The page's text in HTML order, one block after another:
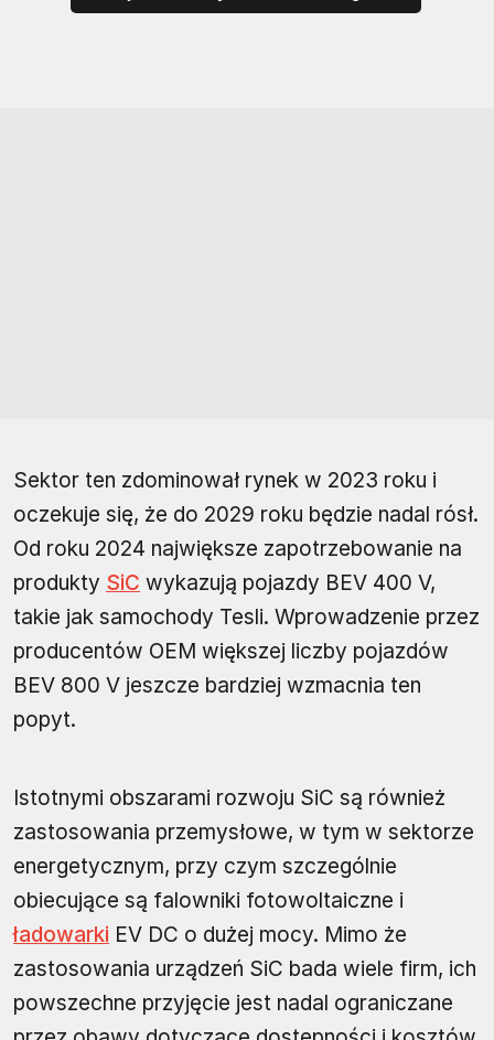
Sektor ten zdominował rynek w 2023 roku i
oczekuje się, że do 2029 roku będzie nadal rósł.
Od roku 2024 największe zapotrzebowanie na
produkty SiC wykazują pojazdy BEV 400 V,
takie jak samochody Tesli. Wprowadzenie przez
producentów OEM większej liczby pojazdów
BEV 800 V jeszcze bardziej wzmacnia ten
popyt.
Istotnymi obszarami rozwoju SiC są również
zastosowania przemysłowe, w tym w sektorze
energetycznym, przy czym szczególnie
obiecujące są falowniki fotowoltaiczne i
ładowarki EV DC o dużej mocy. Mimo że
zastosowania urządzeń SiC bada wiele firm, ich
powszechne przyjęcie jest nadal ograniczane